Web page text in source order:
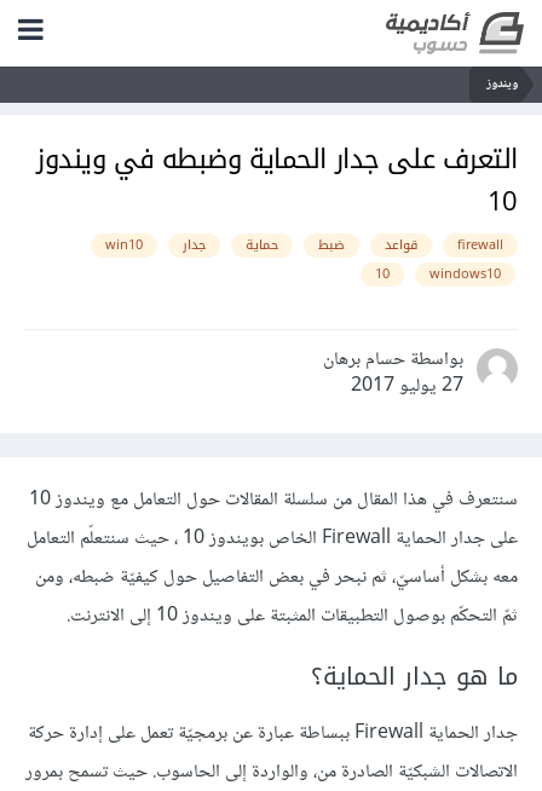
ويندوز
التعرف على جدار الحماية وضبطه في ويندوز
10
firewall قواعد ضبط حماية جدار
win10
windows10
10
بواسطة حسام برهان
27 يوليو 2017
سنتعرف في هذا المقال من سلسلة المقالات حول التعامل مع ويندوز 10
على جدار الحماية Firewall الخاص بويندوز 10 ، حيث سنتعلّم التعامل
معه بشكل أساسيّ، ثم نبحر في بعض التفاصيل حول كيفيّة ضبطه، ومن
ثمّ التحكّم بوصول التطبيقات المثبتة على ويندوز 10 إلى الانترنت.
ما هو جدار الحماية؟
جدار الحماية Firewall ببساطة عبارة عن برمجيّة تعمل على إدارة حركة
الاتصالات الشبكيّة الصادرة من، والواردة إلى الحاسوب. حيث تسمح بمرور